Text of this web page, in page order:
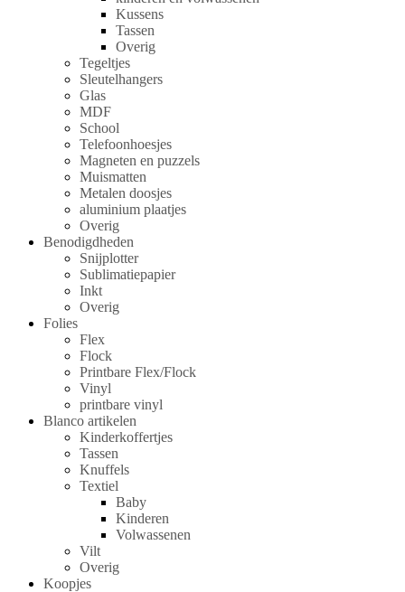
Kussens
Tassen
Overig
Tegeltjes
Sleutelhangers
Glas
MDF
School
Telefoonhoesjes
Magneten en puzzels
Muismatten
Metalen doosjes
aluminium plaatjes
Overig
Benodigdheden
Snijplotter
Sublimatiepapier
Inkt
Overig
Folies
Flex
Flock
Printbare Flex/Flock
Vinyl
printbare vinyl
Blanco artikelen
Kinderkoffertjes
Tassen
Knuffels
Textiel
Baby
Kinderen
Volwassenen
Vilt
Overig
Koopjes